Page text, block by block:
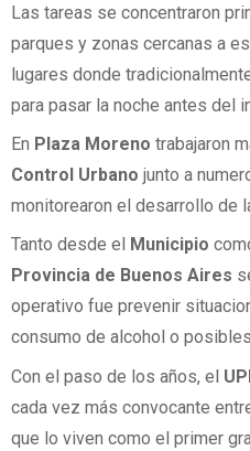
Las tareas se concentraron
parques y zonas cercanas a
lugares donde
para pasar la noche antes del
En Plaza Moreno trabajaron
Control Urbano junto a
monitorearon el desarrollo de
Tanto desde el
Municipio
Provincia de Buenos Aires
operativo fue prevenir
consumo de alcohol o
Con el paso de los años, el
cada vez más convocante
que lo viven como el primer